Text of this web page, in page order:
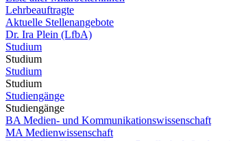
Lehrbeauftragte
Aktuelle Stellenangebote
Dr. Ira Plein (LfbA)
Studium
Studium
Studium
Studium
Studiengänge
Studiengänge
BA Medien- und Kommunikationswissenschaft
MA Medienwissenschaft